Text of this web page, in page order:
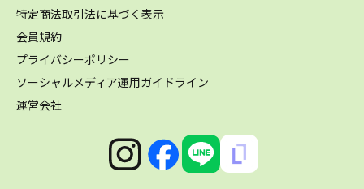
特定商法取引法に基づく表示
会員規約
プライバシーポリシー
ソーシャルメディア運用ガイドライン
運営会社